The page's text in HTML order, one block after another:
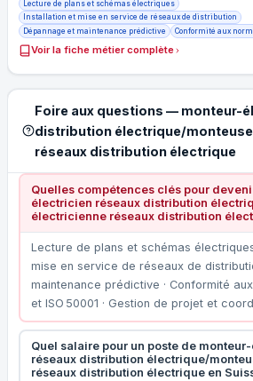
Lecture de plans et schémas électriques
Installation et mise en service de réseaux de distribution
Dépannage et maintenance prédictive
Conformité aux
Voir la fiche métier complète
Foire aux questions — monteur-
distribution électrique/
réseaux distribution électrique
Quelles compétences clés pour
électricien réseaux distribution
électricienne réseaux distribution
Lecture de plans et schémas
mise en service de réseaux de
maintenance prédictive · Conformité aux
et ISO 50001 · Gestion de projet et
Quel salaire pour un poste de
réseaux distribution électrique/
réseaux distribution électrique en